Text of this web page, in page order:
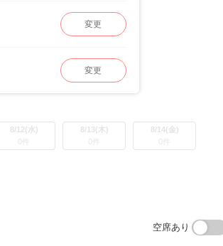
変更
変更
8/12(水)
0件
8/13(木)
0件
8/14(金)
0件
空席あり